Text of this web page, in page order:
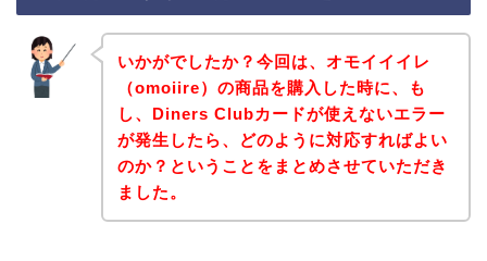
いかがでしたか？今回は、オモイイイレ
（omoiire）の商品を購入した時に、も
し、Diners Clubカードが使えないエラー
が発生したら、どのように対応すればよい
のか？ということをまとめさせていただき
ました。